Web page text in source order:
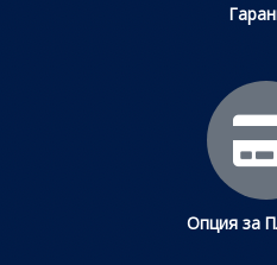
Опция за